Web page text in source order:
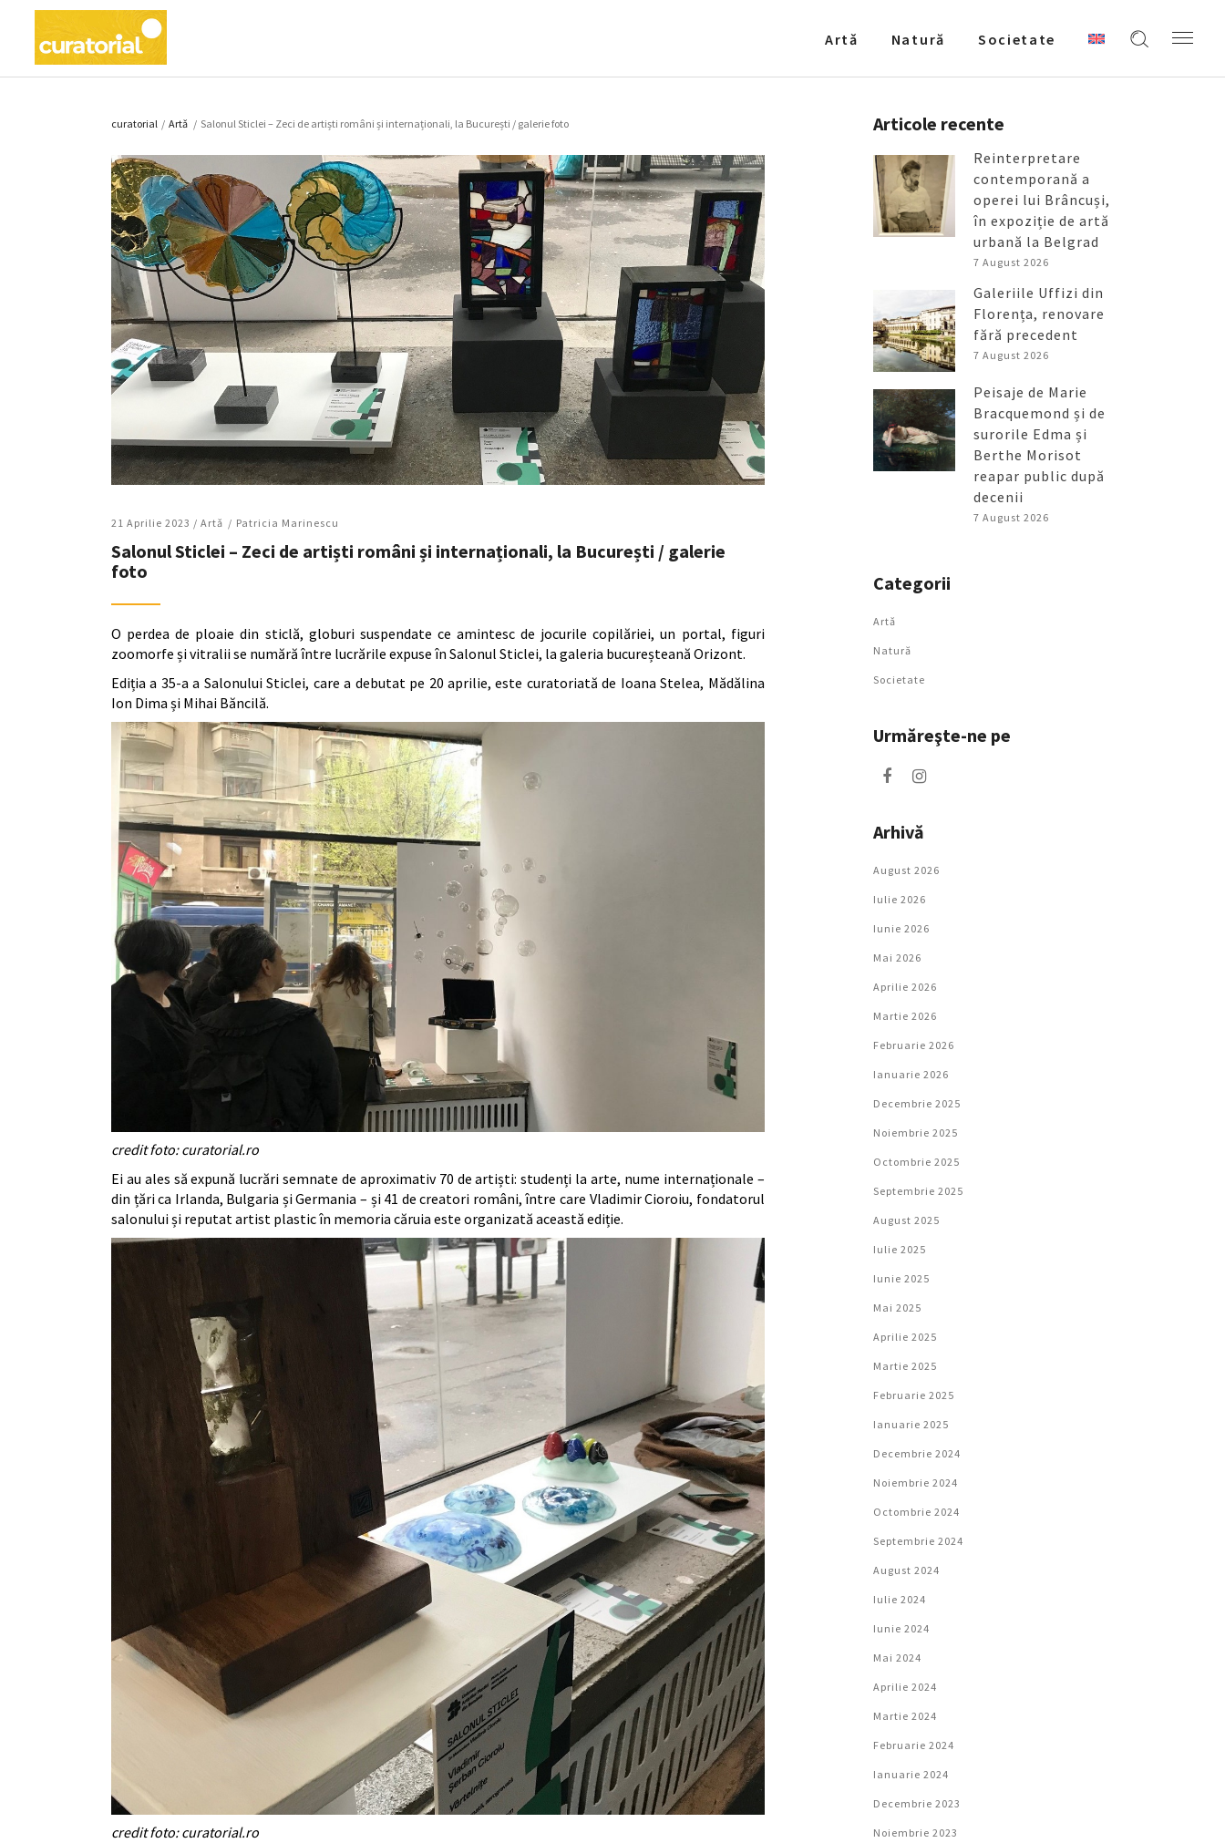
Artǎ Natură Societate
curatorial / Artǎ / Salonul Sticlei – Zeci de artiști români și internaționali, la București / galerie foto
21 Aprilie 2023 / Artǎ Patricia Marinescu
Salonul Sticlei – Zeci de artiști români și internaționali, la București / galerie
foto
O perdea de ploaie din sticlă, globuri suspendate ce amintesc de jocurile copilăriei, un portal, figuri
zoomorfe și vitralii se numără între lucrările expuse în Salonul Sticlei, la galeria bucureșteană Orizont.
Ediția a 35-a a Salonului Sticlei, care a debutat pe 20 aprilie, este curatoriată de Ioana Stelea, Mădălina
Ion Dima și Mihai Băncilă.
credit foto: curatorial.ro
Ei au ales să expună lucrări semnate de aproximativ 70 de artiști: studenți la arte, nume internaționale –
din țări ca Irlanda, Bulgaria și Germania – și 41 de creatori români, între care Vladimir Cioroiu, fondatorul
salonului și reputat artist plastic în memoria căruia este organizată această ediție.
credit foto: curatorial.ro
Articole recente
Reinterpretare
contemporană a
operei lui Brâncuși,
în expoziție de artă
urbană la Belgrad
7 August 2026
Galeriile Uffizi din
Florența, renovare
fără precedent
7 August 2026
Peisaje de Marie
Bracquemond și de
surorile Edma și
Berthe Morisot
reapar public după
decenii
7 August 2026
Categorii
Artǎ
Natură
Societate
Urmăreşte-ne pe
Arhivă
August 2026
Iulie 2026
Iunie 2026
Mai 2026
Aprilie 2026
Martie 2026
Februarie 2026
Ianuarie 2026
Decembrie 2025
Noiembrie 2025
Octombrie 2025
Septembrie 2025
August 2025
Iulie 2025
Iunie 2025
Mai 2025
Aprilie 2025
Martie 2025
Februarie 2025
Ianuarie 2025
Decembrie 2024
Noiembrie 2024
Octombrie 2024
Septembrie 2024
August 2024
Iulie 2024
Iunie 2024
Mai 2024
Aprilie 2024
Martie 2024
Februarie 2024
Ianuarie 2024
Decembrie 2023
Noiembrie 2023